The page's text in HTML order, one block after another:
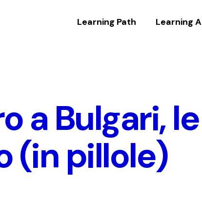
Learning Path Learning
a Bulgari,
(in pillole)